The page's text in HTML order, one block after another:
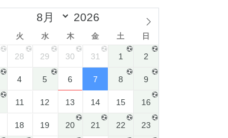
火 水 木 金 土 日
28 29 30 31 1 2
4 5 6 7 8 9
11 12 13 14 15 16
18 19 20 21 22 23